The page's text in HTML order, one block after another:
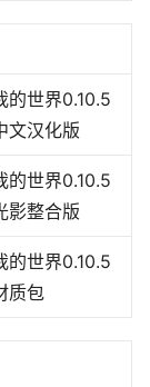
的世界0.10.5
文汉化版
的世界0.10.5
影整合版
的世界0.10.5
质包